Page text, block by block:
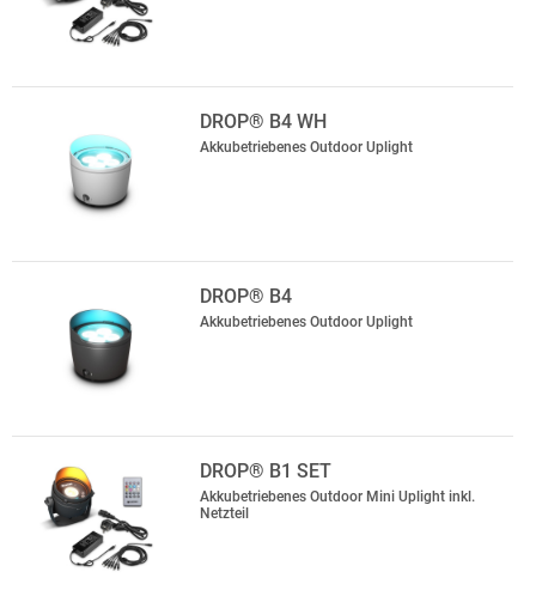
DROP® B4 WH
Akkubetriebenes Outdoor Uplight
DROP® B4
Akkubetriebenes Outdoor Uplight
DROP® B1 SET
Akkubetriebenes Outdoor Mini Uplight inkl.
Netzteil